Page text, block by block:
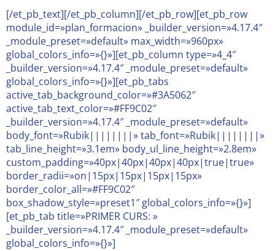
[/et_pb_text][/et_pb_column][/et_pb_row][et_pb_row
module_id=»plan_formacion» _builder_version=»4.17.4″
_module_preset=»default» max_width=»960px»
global_colors_info=»{}»][et_pb_column type=»4_4″
_builder_version=»4.17.4″ _module_preset=»default»
global_colors_info=»{}»][et_pb_tabs
active_tab_background_color=»#3A5062″
active_tab_text_color=»#FF9C02″
_builder_version=»4.17.4″ _module_preset=»default»
body_font=»Rubik||||||||» tab_font=»Rubik||||||||»
tab_line_height=»3.1em» body_ul_line_height=»2.8em»
custom_padding=»40px|40px|40px|40px|true|true»
border_radii=»on|15px|15px|15px|15px»
border_color_all=»#FF9C02″
box_shadow_style=»preset1″ global_colors_info=»{}»]
[et_pb_tab title=»PRIMER CURS: »
_builder_version=»4.17.4″ _module_preset=»default»
global_colors_info=»{}»]